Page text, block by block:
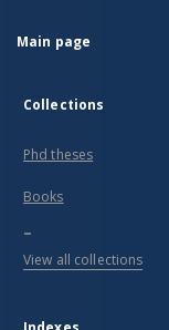
Main page
Collections
Phd theses
Books
...
View all collections